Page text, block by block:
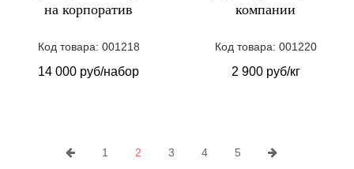
на корпоратив
Код товара: 001218
14 000 руб/набор
компании
Код товара: 001220
2 900 руб/кг
1 2 3 4 5